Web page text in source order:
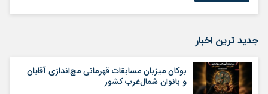
جدید ترین اخبار
بوکان میزبان مسابقات قهرمانی مچ‌اندازی آقایان
و بانوان شمال‌غرب کشور